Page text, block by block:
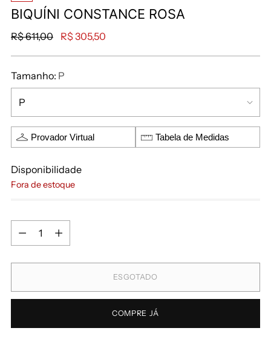
BIQUÍNI CONSTANCE ROSA
R$ 611,00 R$ 305,50
Tamanho: P
Provador Virtual Tabela de Medidas
Disponibilidade
Fora de estoque
ESGOTADO
COMPRE JÁ